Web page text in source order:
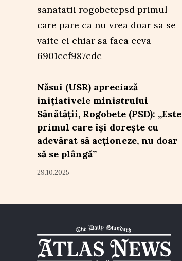
Năsui (USR) apreciază
inițiativele ministrului
Sănătății, Rogobete (PSD): „Este
primul care își dorește cu
adevărat să acționeze, nu doar
să se plângă”
29.10.2025